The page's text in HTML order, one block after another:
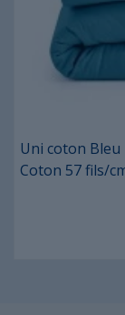
Uni coton Bleu
Coton 57 fils/